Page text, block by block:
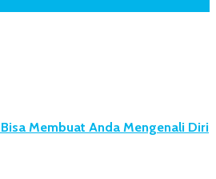
Membuat Anda Mengenali Diri